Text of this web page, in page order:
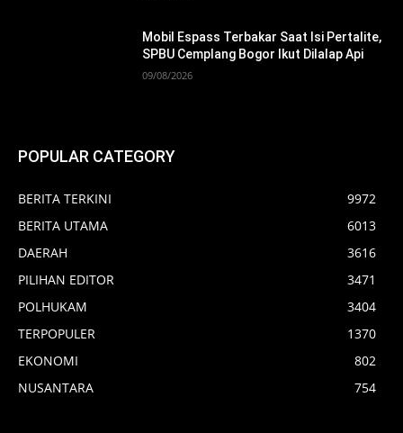
Mobil Espass Terbakar Saat Isi Pertalite,
SPBU Cemplang Bogor Ikut Dilalap Api
09/08/2026
POPULAR CATEGORY
BERITA TERKINI
9972
BERITA UTAMA
6013
DAERAH
3616
PILIHAN EDITOR
3471
POLHUKAM
3404
TERPOPULER
1370
EKONOMI
802
NUSANTARA
754